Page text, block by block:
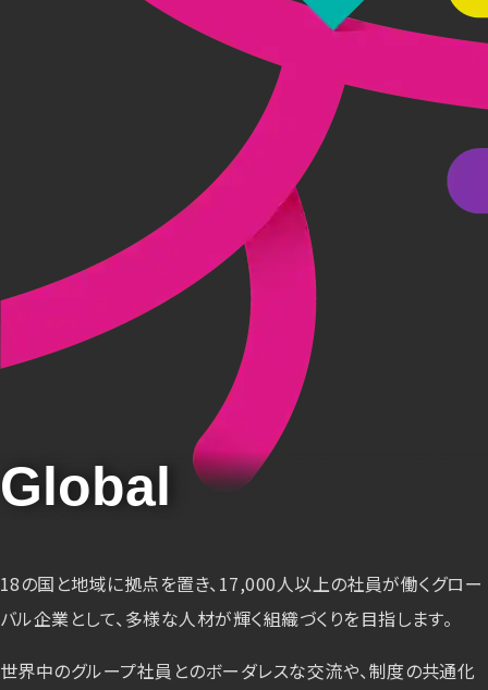
Global
18の国と地域に拠点を置き、17,000人以上の社員が働くグロー
バル企業として、多様な人材が輝く組織づくりを目指します。
世界中のグループ社員とのボーダレスな交流や、制度の共通化